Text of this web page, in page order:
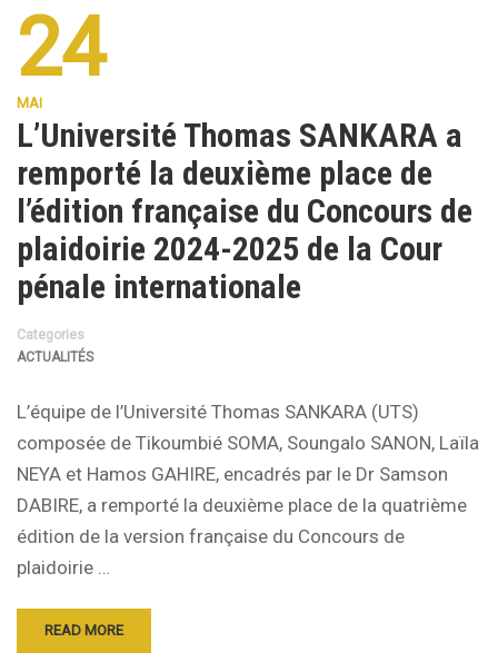
24
MAI
L’Université Thomas SANKARA a
remporté la deuxième place de
l’édition française du Concours de
plaidoirie 2024-2025 de la Cour
pénale internationale
Categories
ACTUALITÉS
L’équipe de l’Université Thomas SANKARA (UTS)
composée de Tikoumbié SOMA, Soungalo SANON, Laïla
NEYA et Hamos GAHIRE, encadrés par le Dr Samson
DABIRE, a remporté la deuxième place de la quatrième
édition de la version française du Concours de
plaidoirie …
READ MORE